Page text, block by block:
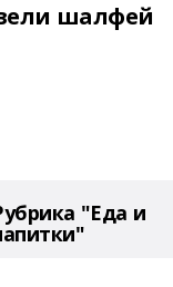
шалфей
"Еда и